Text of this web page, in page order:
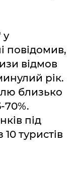
у
повідомив,
відмов
рік.
близько
70%.
під
туристів